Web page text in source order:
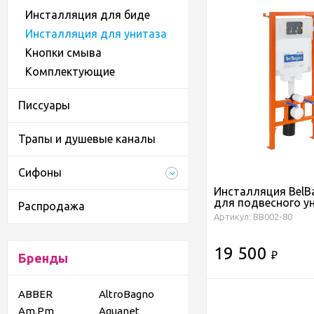
Инсталляция для биде
Инсталляция для унитаза
Кнопки смыва
Комплектующие
Писсуары
Трапы и душевые каналы
Сифоны
Распродажа
Бренды
ABBER
AltroBagno
Am.Pm
Aquanet
Инсталляция
для подвесного
1150х500х80 мм,
бачком скрытого
крепление к стене
Артикул: BB002-80
19 500 ₽